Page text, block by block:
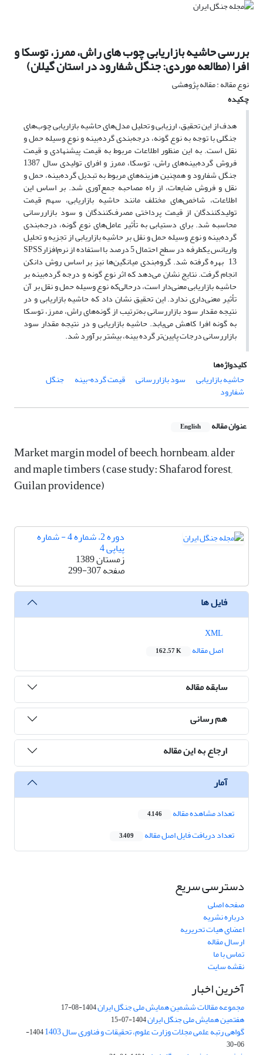
بررسی حاشیه بازاریابی چوب های راش، ممرز، توسکا و
افرا (مطالعه موردی: جنگل شفارود در استان گیلان)
نوع مقاله : مقاله پژوهشی
چکیده
هدف از این تحقیق، ارزیابی و تحلیل مدل‌های حاشیه بازاریابی چوب‌های
جنگلی با توجه به نوع گونه، درجه‌بندی گرده‌بینه و نوع وسیله حمل و
نقل است. به این منظور اطلاعات مربوط به قیمت پیشنهادی و قیمت
فروش گرده‌بینه‌های راش، توسکا، ممرز و افرای تولیدی سال 1387
جنگل شفارود و همچنین هزینه‌های مربوط به تبدیل گرده‌بینه، حمل و
نقل و فروش ضایعات، از راه مصاحبه جمع‌آوری شد. بر اساس این
اطلاعات، شاخص‌های مختلف مانند حاشیه بازاریابی، سهم قیمت
تولیدکنندگان از قیمت پرداختی مصرف‌کنندگان و سود بازاررسانی
محاسبه شد. برای دستیابی به تأثیر عامل‌های نوع گونه، درجه‌بندی
گرده‌بینه و نوع وسیله حمل و نقل بر حاشیه بازاریابی از تجزیه و تحلیل
واریانس یکطرفه در سطح احتمال 5 درصد با استفاده از نرم‌افزارSPSS
13 بهره گرفته شد. گروه‌بندی میانگین‌ها نیز بر اساس روش دانکن
انجام گرفت. نتایج نشان می‌دهد که اثر نوع گونه و درجه گرده‌بینه بر
حاشیه بازاریابی معنی‌دار است، درحالی‌که نوع وسیله حمل و نقل بر آن
تأثیر معنی‌داری ندارد. این تحقیق نشان داد که حاشیه بازاریابی و در
نتیجه مقدار سود بازاررسانی به‌ترتیب از گونه‌های راش، ممرز، توسکا
به گونه افرا کاهش می‌یابد. حاشیه بازاریابی و در نتیجه مقدار سود
بازاررسانی درجات پایین‌تر گرده بینه، بیشتر برآورد شد.
کلیدواژه‌ها
حاشیه بازاریابی
سود بازاررسانی قیمت گرده¬بینه جنگل
شفارود
عنوان مقاله English
Market margin model of beech, hornbeam, alder
and maple timbers (case study: Shafarod forest,
Guilan providence)
دوره 2، شماره 4 - شماره
پیاپی 4
زمستان 1389
صفحه299-307
فایل ها
اصل مقاله
162.57 K
سابقه مقاله
هم رسانی
ارجاع به این مقاله
آمار
تعداد مشاهده مقاله 4,146
تعداد دریافت فایل اصل مقاله 3,409
دسترسی سریع
صفحه اصلی
درباره نشریه
اعضای هیات تحریریه
ارسال مقاله
تماس با ما
نقشه سایت
آخرین اخبار
مجموعه مقالات ششمین همایش ملی جنگل ایران1404-08-17
هفتمین همایش ملی جنگل ایران1404-07-15
گواهی رتبه علمی مجلات وزارت علوم، تحقیقات و فناوری سال 1403
1404-
06-30